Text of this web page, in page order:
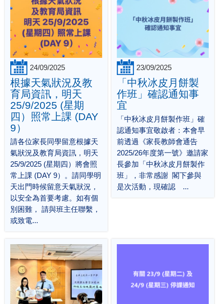
24/09/2025
根據天氣狀況及教
育局資訊，明天
25/9/2025 (星期
四）照常上課 (DAY
9）
請各位家長同學留意根據天
氣狀況及教育局資訊，明天
25/9/2025 (星期四）將會照
常上課 (DAY 9）。請同學明
天出門時候留意天氣狀況，
以安全為首要考慮。如有個
別困難， 請與班主任聯繫，
或致電...
23/09/2025
「中秋冰皮月餅製
作班」確認通知事
宜
「中秋冰皮月餅製作班」確
認通知事宜敬啟者：本會早
前透過《家長教師會通告
2025/26年度第一號》邀請家
長參加「中秋冰皮月餅製作
班」，非常感謝 閣下參與
是次活動，現確認 ...